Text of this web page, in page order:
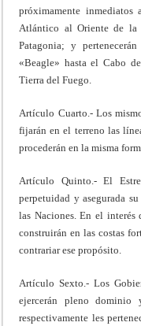
próximamente
Atlántico al Oriente de la
Patagonia; y
«Beagle» hasta el Cabo
Tierra del Fuego.
Artículo Cuarto.- Los
fijarán en el terreno las
procederán en la misma
Artículo Quinto.- El
perpetuidad y asegurada
las Naciones. En el interés
construirán en las costas
contrariar ese propósito.
Artículo Sexto.- Los
ejercerán pleno
respectivamente les